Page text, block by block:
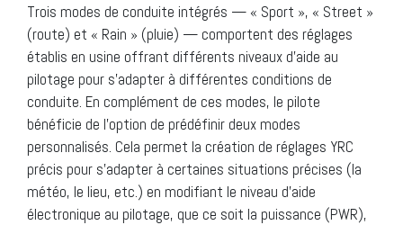
Trois modes de conduite intégrés — « Sport », « Street »
(route) et « Rain » (pluie) — comportent des réglages
établis en usine offrant différents niveaux d’aide au
pilotage pour s’adapter à différentes conditions de
conduite. En complément de ces modes, le pilote
bénéficie de l’option de prédéfinir deux modes
personnalisés. Cela permet la création de réglages YRC
précis pour s’adapter à certaines situations précises (la
météo, le lieu, etc.) en modifiant le niveau d’aide
électronique au pilotage, que ce soit la puissance (PWR),